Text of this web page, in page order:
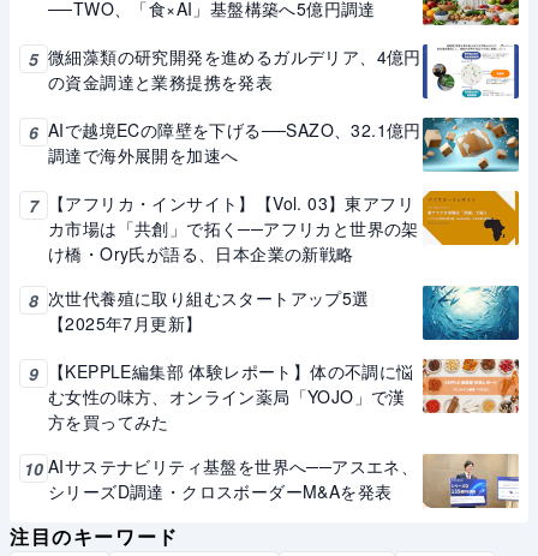
──TWO、「食×AI」基盤構築へ5億円調達
5 微細藻類の研究開発を進めるガルデリア、4億円
の資金調達と業務提携を発表
6 AIで越境ECの障壁を下げる──SAZO、32.1億円
調達で海外展開を加速へ
7
【アフリカ・インサイト】【Vol. 03】東アフリ
カ市場は「共創」で拓く──アフリカと世界の架
け橋・Ory氏が語る、日本企業の新戦略
8 次世代養殖に取り組むスタートアップ5選
【2025年7月更新】
9
【KEPPLE編集部 体験レポート】体の不調に悩
む女性の味方、オンライン薬局「YOJO」で漢
方を買ってみた
10 AIサステナビリティ基盤を世界へ──アスエネ、
シリーズD調達・クロスボーダーM&Aを発表
注目のキーワード